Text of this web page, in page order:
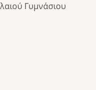
Γυμνάσιου